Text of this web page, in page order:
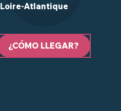
¿CÓMO LLEGAR?
Loire-Atlantique